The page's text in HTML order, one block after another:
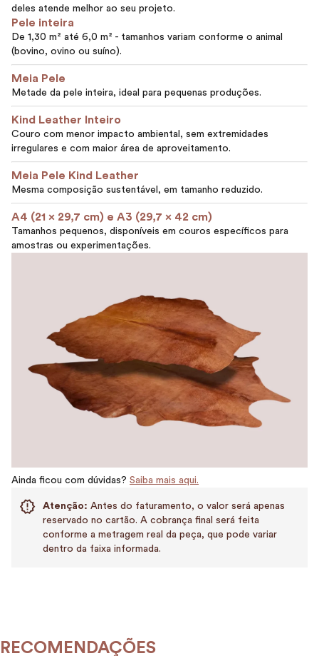
deles atende melhor ao seu projeto.
Pele inteira
De 1,30 m² até 6,0 m² - tamanhos variam conforme o animal
(bovino, ovino ou suíno).
Meia Pele
Metade da pele inteira, ideal para pequenas produções.
Kind Leather Inteiro
Couro com menor impacto ambiental, sem extremidades
irregulares e com maior área de aproveitamento.
Meia Pele Kind Leather
Mesma composição sustentável, em tamanho reduzido.
A4 (21 x 29,7 cm) e A3 (29,7 x 42 cm)
Tamanhos pequenos, disponíveis em couros específicos para
amostras ou experimentações.
Ainda ficou com dúvidas? Saiba mais aqui.
Atenção: Antes do faturamento, o valor será apenas
reservado no cartão. A cobrança final será feita
conforme a metragem real da peça, que pode variar
dentro da faixa informada.
RECOMENDAÇÕES